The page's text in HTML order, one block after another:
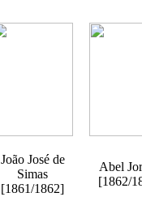
João José de
Simas
[1861/1862]
Abel
[1862/